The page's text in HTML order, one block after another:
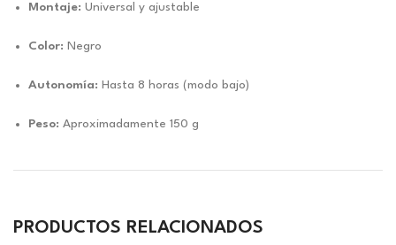
Montaje: Universal y ajustable
Color: Negro
Autonomía: Hasta 8 horas (modo bajo)
Peso: Aproximadamente 150 g
PRODUCTOS RELACIONADOS